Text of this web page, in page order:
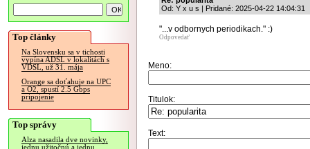
Top články
Na Slovensku sa v tichosti
vypína ADSL v lokalitách s
VDSL, už 31. mája
Orange sa doťahuje na UPC
a O2, spustí 2.5 Gbps
pripojenie
Top správy
Alza nasadila dve novinky,
jednu užitočnú a jednu
Od: Y x u s | Pridané: 2025-04-22 14:04:31
"...v odbornych periodikach." :)
Odpovedať
Meno:
Titulok:
Text: